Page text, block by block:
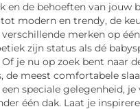
en de behoeften van jouw
modern en trendy, de
verschillende merken op
zijn status als dé
Of je nu op zoek bent naar
de meest comfortabele
speciale gelegenheid, je
één dak. Laat je